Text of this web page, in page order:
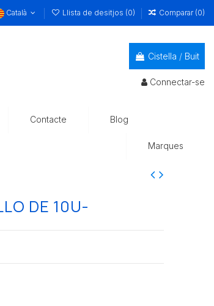
Català Llista de desitjos (0) Comparar (0)
Cistella / Buit
Connectar-se
Contacte Blog
Marques
DE 10U-